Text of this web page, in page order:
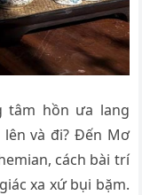
tâm hồn ưa lang
và đi? Đến Mơ
cách bài trí
xa xứ bụi bặm.